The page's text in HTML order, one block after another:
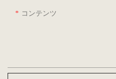
コンテンツ